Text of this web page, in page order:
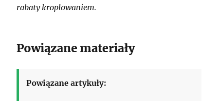
rabaty kroplowaniem.
Powiązane materiały
Powiązane artykuły: